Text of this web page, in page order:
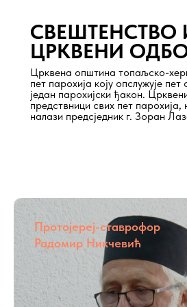
СВЕШТЕНСТВО
ЦРКВЕНИ
Црквена општина топаљско-
пет парохија коју опслужује
један парохијски ђакон.
предствници свих пет парохија,
налази предсједник г. Зоран
Протојереј-ставрофор
Радомир Никчевић